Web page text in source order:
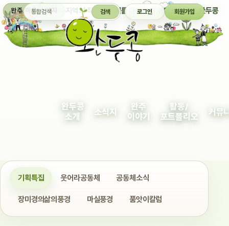
완주 마을 소식지 지역의 작은 이야기를 다정하게 엮어 보여주는 완두콩
통합검색 검색 로그인 회원가입
완두콩
소개
소식지
완주
이야기
활동/
포트폴리오
커뮤
기획특집 웃어라공동체 공동체소식
장미경의삶의풍경 마실풍경 품앗이칼럼